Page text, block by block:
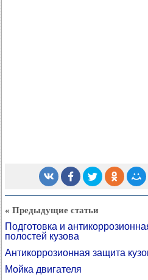
« Предыдущие статьи
Подготовка и
полостей кузова
Антикоррозионная защита
Мойка двигателя